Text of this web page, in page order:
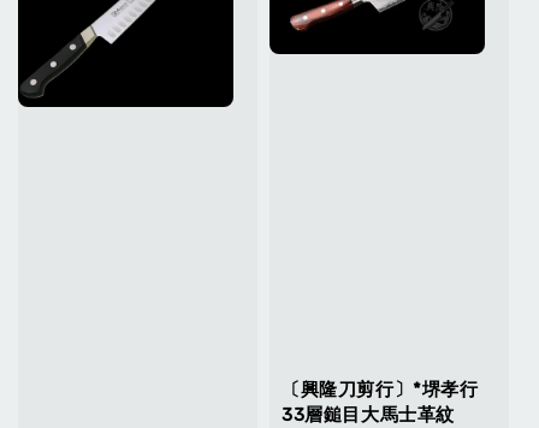
〔興隆刀剪行〕*堺孝行
33層鎚目大馬士革紋